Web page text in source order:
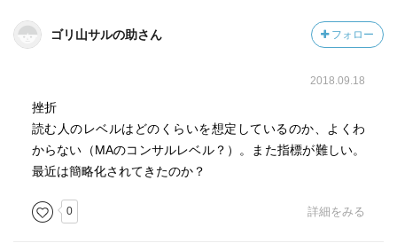
ゴリ山サルの助さん フォロー
2018.09.18
挫折
読む人のレベルはどのくらいを想定しているのか、よくわ
からない（MAのコンサルレベル？）。また指標が難しい。
最近は簡略化されてきたのか？
0 詳細をみる